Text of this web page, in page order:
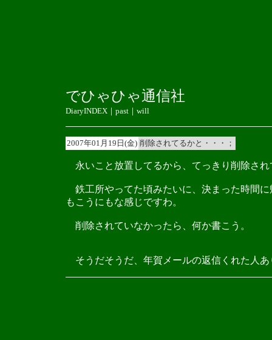
でひゃひゃ通信社
DiaryINDEX｜ past｜ will
2007年01月19日(金) 削除されてるかと・・・；
永いこと放置してるから、てっきり削除さ
鉄工所やってた頃みたいに、決まった時間
もこうにもな感じですわ。
削除されていなかったら、何か書こう。
そうだそうだ、年賀メールの返信くれた人あ